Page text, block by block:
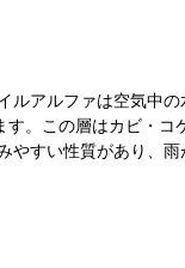
ルアルファは空気中の
。この層はカビ・コ
やすい性質があり、雨